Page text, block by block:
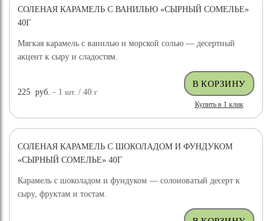
СОЛЕНАЯ КАРАМЕЛЬ С ВАНИЛЬЮ «СЫРНЫЙ СОМЕЛЬЕ»
40Г
Мягкая карамель с ванилью и морской солью — десертный
акцент к сыру и сладостям.
225 руб. - 1шт. / 40г
Купить в 1 клик
СОЛЕНАЯ КАРАМЕЛЬ С ШОКОЛАДОМ И ФУНДУКОМ
«СЫРНЫЙ СОМЕЛЬЕ» 40Г
Карамель с шоколадом и фундуком — солоноватый десерт к
сыру, фруктам и тостам.